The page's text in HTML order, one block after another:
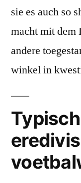
sie es auch so
macht mit dem
andere
winkel in